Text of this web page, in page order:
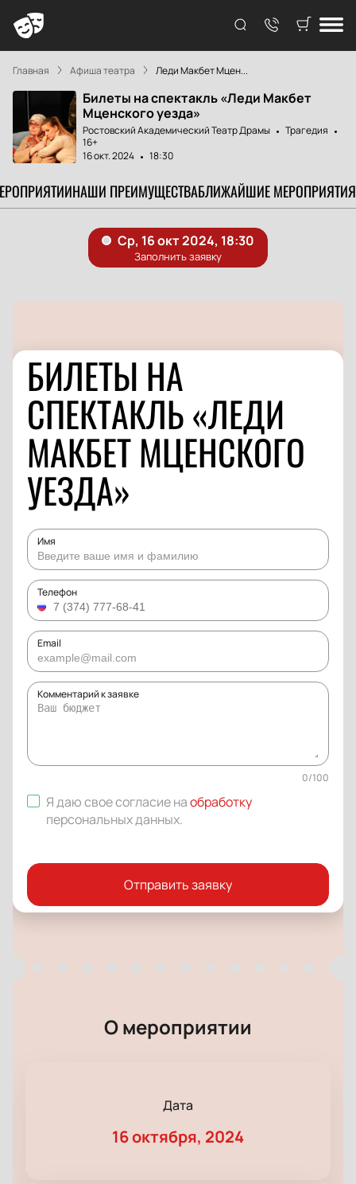
Главная Афиша театра Леди Макбет Мцен...
Билеты на спектакль «Леди Макбет
Мценского уезда»
Ростовский Академический Театр Драмы
Трагедия
16+
16 окт. 2024
18:30
НАШИ ПРЕИМУЩЕСТВАБЛИЖАЙШИЕ МЕРОПРИЯТИЯ
БИЛЕТЫ НА
СПЕКТАКЛЬ «ЛЕДИ
МАКБЕТ МЦЕНСКОГО
УЕЗДА»
Имя
Телефон
Email
Комментарий к заявке
0/100
Я даю свое согласие наобработку
персональных данных.
Отправить заявку
О мероприятии
Дата
16 октября, 2024